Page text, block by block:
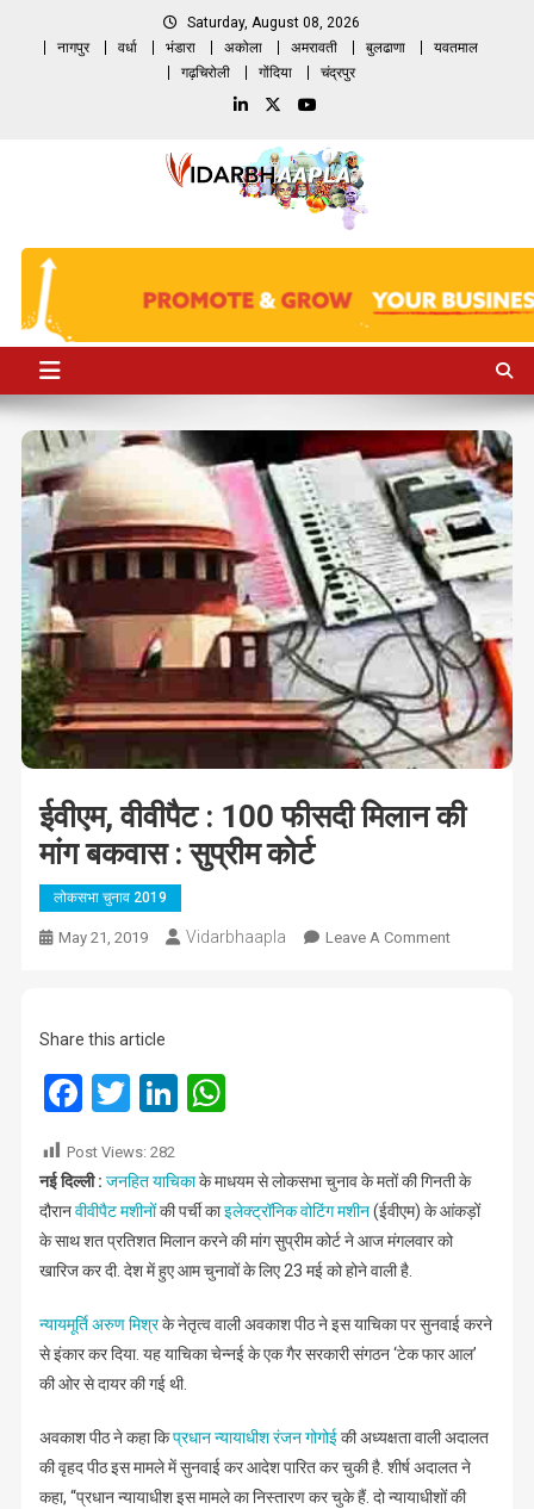
Saturday, August 08, 2026
नागपुर
वर्धा भंडारा अकोला अमरावती बुलढाणा
यवतमाल
गढ़चिरोली
गोंदिया चंद्रपुर
ईवीएम, वीवीपैट : 100 फीसदी मिलान की
मांग बकवास : सुप्रीम कोर्ट
लोकसभा चुनाव 2019
May 21, 2019 Vidarbhaapla Leave A CommentOn
बकवास
:
सुप्रीम
Share this article
Facebook
TwitterLinkedIn
WhatsApp
Post Views: 282
नई दिल्ली : जनहित याचिकाके माधयम से लोकसभा चुनाव के मतों की गिनती के
दौरानवीवीपैट मशीनोंकी पर्ची काइलेक्ट्रॉनिक वोटिंग मशीन(ईवीएम) के आंकड़ों
के साथ शत प्रतिशत मिलान करने की मांग सुप्रीम कोर्ट ने आज मंगलवार को
खारिज कर दी. देश में हुए आम चुनावों के लिए 23 मई को होने वाली है.
न्यायमूर्ति अरुण मिश्रके नेतृत्व वाली अवकाश पीठ ने इस याचिका पर सुनवाई करने
से इंकार कर दिया. यह याचिका चेन्नई के एक गैर सरकारी संगठन ‘टेक फार आल’
की ओर से दायर की गई थी.
अवकाश पीठ ने कहा किप्रधान न्यायाधीश रंजन गोगोईकी अध्यक्षता वाली अदालत
की वृहद पीठ इस मामले में सुनवाई कर आदेश पारित कर चुकी है. शीर्ष अदालत ने
कहा, “प्रधान न्यायाधीश इस मामले का निस्तारण कर चुके हैं. दो न्यायाधीशों की